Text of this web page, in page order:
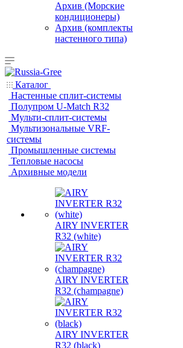
Архив (Морские
кондиционеры)
Архив (комплекты
настенного типа)
Каталог
Настенные сплит-системы
Полупром U-Match R32
Мульти-сплит-системы
Мультизональные VRF-
системы
Промышленные системы
Тепловые насосы
Архивные модели
AIRY INVERTER
R32 (white)
AIRY INVERTER
R32 (champagne)
AIRY INVERTER
R32 (black)